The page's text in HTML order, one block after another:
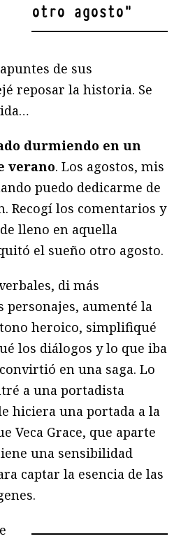
otro agosto"
de sus
reposar la historia. Se
durmiendo en un
verano. Los agostos, mis
puedo dedicarme de
Recogí los comentarios y
lleno en aquella
el sueño otro agosto.
di más
personajes, aumenté la
heroico, simplifiqué
los diálogos y lo que iba
en una saga. Lo
a una portadista
hiciera una portada a la
Veca Grace, que aparte
una sensibilidad
captar la esencia de las